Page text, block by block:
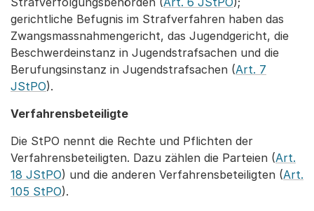
gerichtliche Befugnis im Strafverfahren haben das
Zwangsmassnahmengericht, das Jugendgericht, die
Beschwerdeinstanz in Jugendstrafsachen und die
Berufungsinstanz in Jugendstrafsachen (Art. 7
JStPO).
Verfahrensbeteiligte
Die StPO nennt die Rechte und Pflichten der
Verfahrensbeteiligten. Dazu zählen die Parteien (Art.
18 JStPO) und die anderen Verfahrensbeteiligten (Art.
105 StPO).